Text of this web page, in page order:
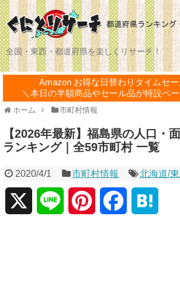
全国・東西・都道府県を楽しくリサーチ！
Amazon お得な日替わりタイムセー
＼本日の半額商品やセール品が特設ペ
ホーム 市町村情報
【2026年最新】福島県の人口・
ランキング｜全59市町村 一覧
2020/4/1 市町村情報 北海道/